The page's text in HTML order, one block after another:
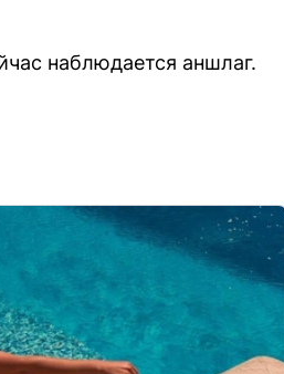
наблюдается аншлаг.